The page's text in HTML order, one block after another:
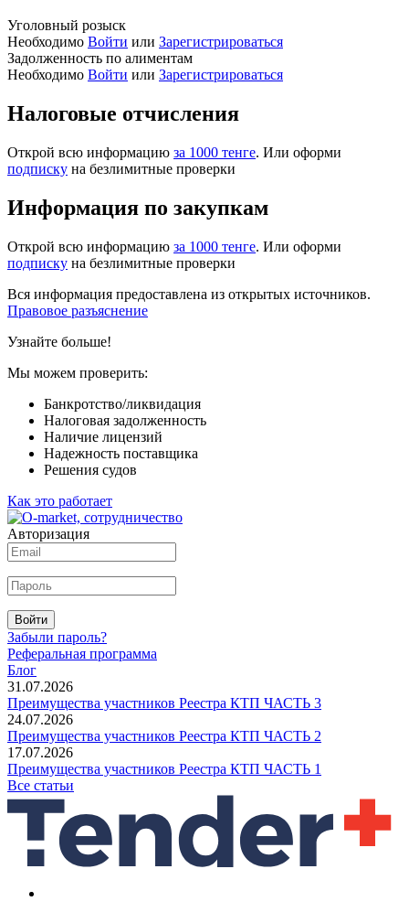
Уголовный розыск
Необходимо Войти или Зарегистрироваться
Задолженность по алиментам
Необходимо Войти или Зарегистрироваться
Налоговые отчисления
Открой всю информацию за 1000 тенге. Или оформи
подписку на безлимитные проверки
Информация по закупкам
Открой всю информацию за 1000 тенге. Или оформи
подписку на безлимитные проверки
Вся информация предоставлена из открытых источников.
Правовое разъяснение
Узнайте больше!
Мы можем проверить:
Банкротство/ликвидация
Налоговая задолженность
Наличие лицензий
Надежность поставщика
Решения судов
Как это работает
Авторизация
Войти
Забыли пароль?
Реферальная программа
Блог
31.07.2026
Преимущества участников Реестра КТП ЧАСТЬ 3
24.07.2026
Преимущества участников Реестра КТП ЧАСТЬ 2
17.07.2026
Преимущества участников Реестра КТП ЧАСТЬ 1
Все статьи